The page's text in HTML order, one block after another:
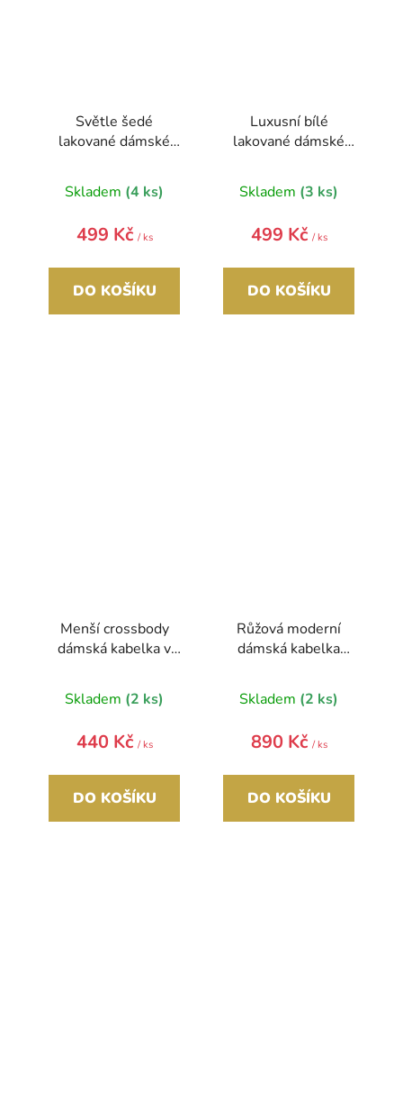
Světle šedé
lakované dámské
GROSSO
Skladem (4 ks)
499 Kč / ks
DO KOŠÍKU
Luxusní bílé
lakované dámské
GROSSO
Skladem (3 ks)
499 Kč / ks
DO KOŠÍKU
Menší crossbody
dámská kabelka v
SE322 CORK 4
Skladem (2 ks)
440 Kč / ks
DO KOŠÍKU
Růžová moderní
dámská kabelka
Skladem (2 ks)
890 Kč / ks
DO KOŠÍKU